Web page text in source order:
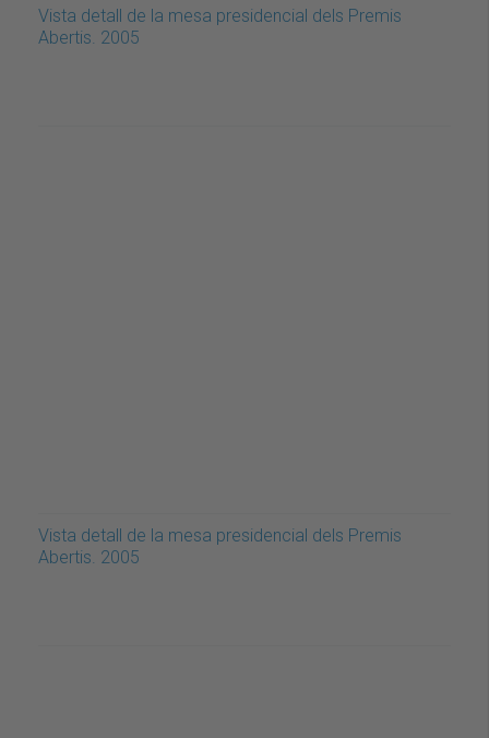
Vista detall de la mesa presidencial dels Premis
Abertis. 2005
Vista detall de la mesa presidencial dels Premis
Abertis. 2005